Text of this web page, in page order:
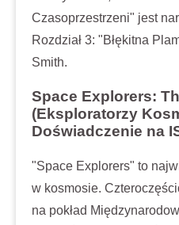
Czasoprzestrzeni" jest
Rozdział 3: "Błękitna
Smith.
Space Explorers:
(Eksploratorzy
Doświadczenie na
"Space Explorers" to
w kosmosie.
na pokład